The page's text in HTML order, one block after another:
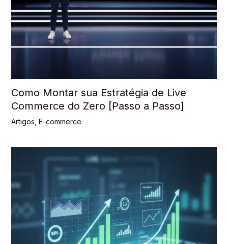
Como Montar sua Estratégia de Live
Commerce do Zero [Passo a Passo]
Artigos E-commerce